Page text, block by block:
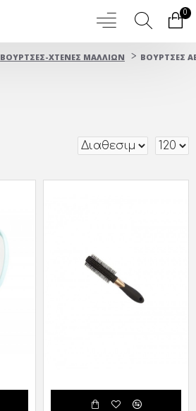
0
ΒΟΥΡΤΣΕΣ-ΧΤΕΝΕΣ ΜΑΛΛΙΩΝ ΒΟΥΡΤΣΕΣ